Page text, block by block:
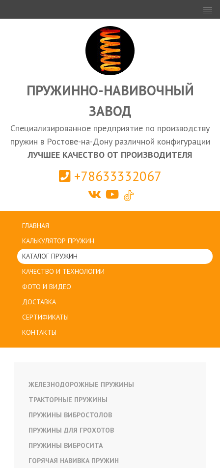
ИНВЕСТОРАМ
ПРОЕКТИРОВАНИЕ
ЭКСПОРТ
ЗАКУПКИ
КАЛЬКУЛЯТОР ПРУЖИН
Ростов-на-Дону
ПРУЖИННО-НАВИВОЧНЫЙ
ЗАВОД
Специализированное предприятие по производству
пружин в Ростове-на-Дону различной конфигурации
ЛУЧШЕЕ КАЧЕСТВО ОТ ПРОИЗВОДИТЕЛЯ
+78633332067
ГЛАВНАЯ
КАЛЬКУЛЯТОР ПРУЖИН
КАТАЛОГ ПРУЖИН
КАЧЕСТВО И ТЕХНОЛОГИИ
ФОТО И ВИДЕО
ДОСТАВКА
СЕРТИФИКАТЫ
КОНТАКТЫ
ЖЕЛЕЗНОДОРОЖНЫЕ ПРУЖИНЫ
ТРАКТОРНЫЕ ПРУЖИНЫ
ПРУЖИНЫ ВИБРОСТОЛОВ
ПРУЖИНЫ ДЛЯ ГРОХОТОВ
ПРУЖИНЫ ВИБРОСИТА
ГОРЯЧАЯ НАВИВКА ПРУЖИН